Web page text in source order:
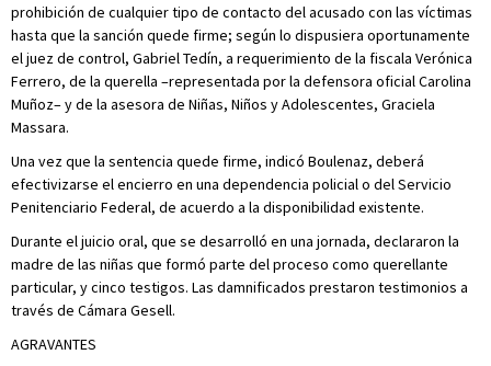
prohibición de cualquier tipo de contacto del acusado con las víctimas
hasta que la sanción quede firme; según lo dispusiera oportunamente
el juez de control, Gabriel Tedín, a requerimiento de la fiscala Verónica
Ferrero, de la querella –representada por la defensora oficial Carolina
Muñoz– y de la asesora de Niñas, Niños y Adolescentes, Graciela
Massara.
Una vez que la sentencia quede firme, indicó Boulenaz, deberá
efectivizarse el encierro en una dependencia policial o del Servicio
Penitenciario Federal, de acuerdo a la disponibilidad existente.
Durante el juicio oral, que se desarrolló en una jornada, declararon la
madre de las niñas que formó parte del proceso como querellante
particular, y cinco testigos. Las damnificados prestaron testimonios a
través de Cámara Gesell.
AGRAVANTES